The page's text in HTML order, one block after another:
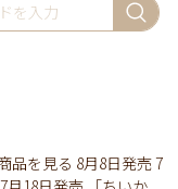
品を見る 8月8日発売7